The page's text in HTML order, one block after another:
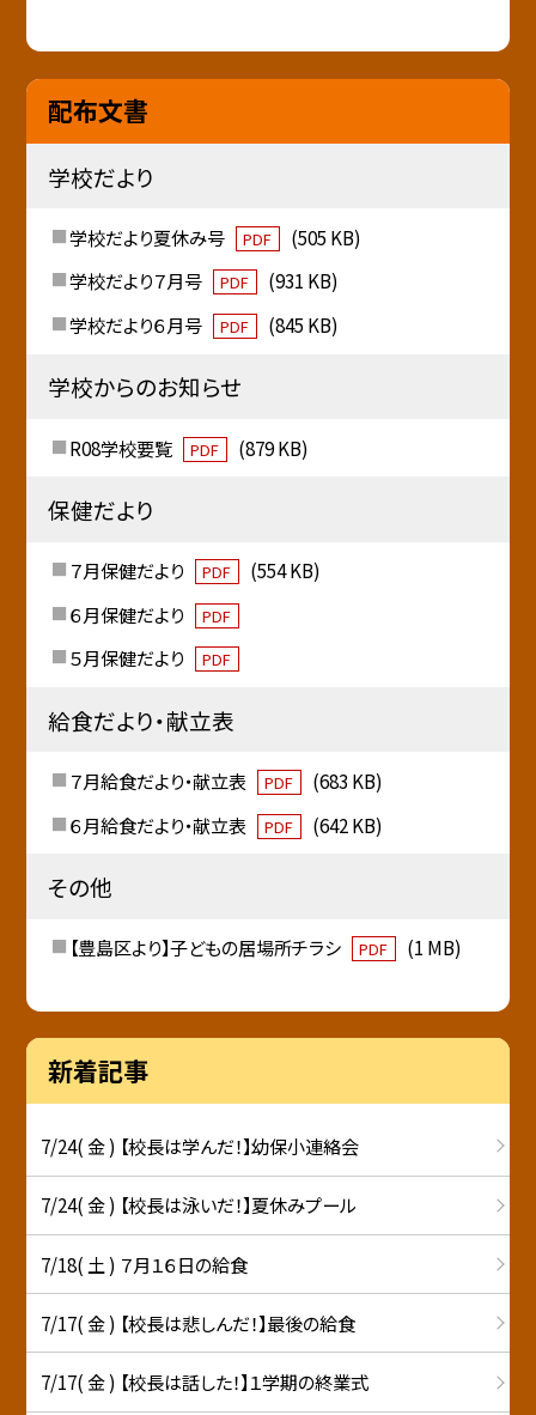
配布文書
学校だより
学校だより夏休み号 PDF
(505 KB)
学校だより７月号
PDF
(931 KB)
学校だより６月号
PDF (845 KB)
学校からのお知らせ
R08学校要覧 PDF (879 KB)
保健だより
７月保健だより PDF
(554 KB)
６月保健だより
PDF
５月保健だより PDF
給食だより・献立表
７月給食だより・献立表 PDF
(683 KB)
６月給食だより・献立表
PDF (642 KB)
その他
【豊島区より】子どもの居場所チラシ PDF (1 MB)
新着記事
7/24( 金 ) 【校長は学んだ！】幼保小連絡会
7/24( 金 ) 【校長は泳いだ！】夏休みプール
7/18( 土 ) ７月１６日の給食
7/17( 金 ) 【校長は悲しんだ！】最後の給食
7/17( 金 ) 【校長は話した！】１学期の終業式